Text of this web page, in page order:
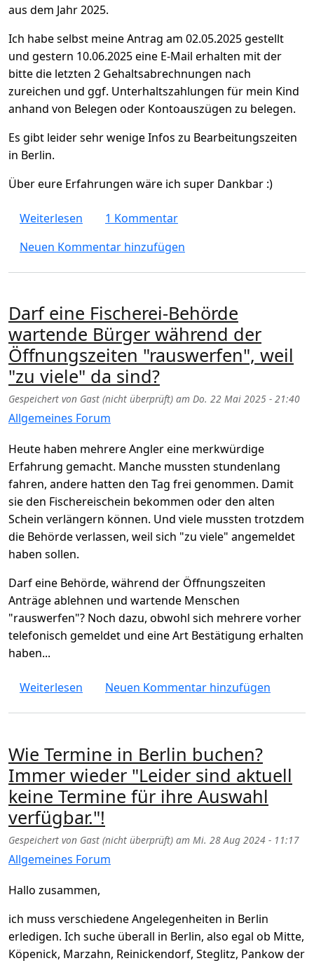
aus dem Jahr 2025.
Ich habe selbst meine Antrag am 02.05.2025 gestellt
und gestern 10.06.2025 eine E-Mail erhalten mit der
bitte die letzten 2 Gehaltsabrechnungen nach
zureichen und ggf. Unterhaltszahlungen für mein Kind
anhand von Belegen oder Kontoauszügen zu belegen.
Es gibt leider sehr wenige Infos zu Bearbeitungszeiten
in Berlin.
Über eure Erfahrungen wäre ich super Dankbar :)
Weiterlesen über Einbürgerung Berlin 2025
1 Kommentar
Neuen Kommentar hinzufügen
Darf eine Fischerei-Behörde
wartende Bürger während der
Öffnungszeiten "rauswerfen", weil
"zu viele" da sind?
Gespeichert von Gast (nicht überprüft) am Do. 22 Mai 2025 - 21:40
Allgemeines Forum
Heute haben mehrere Angler eine merkwürdige
Erfahrung gemacht. Manche mussten stundenlang
fahren, andere hatten den Tag frei genommen. Damit
sie den Fischereischein bekommen oder den alten
Schein verlängern können. Und viele mussten trotzdem
die Behörde verlassen, weil sich "zu viele" angemeldet
haben sollen.
Darf eine Behörde, während der Öffnungszeiten
Anträge ablehnen und wartende Menschen
"rauswerfen"? Noch dazu, obwohl sich mehrere vorher
telefonisch gemeldet und eine Art Bestätigung erhalten
haben...
Weiterlesen über Darf eine Fischerei-Behörde
Neuen Kommentar hinzufügen
Wie Termine in Berlin buchen?
Immer wieder "Leider sind aktuell
keine Termine für ihre Auswahl
verfügbar."!
Gespeichert von Gast (nicht überprüft) am Mi. 28 Aug 2024 - 11:17
Allgemeines Forum
Hallo zusammen,
ich muss verschiedene Angelegenheiten in Berlin
erledigen. Ich suche überall in Berlin, also egal ob Mitte,
Köpenick, Marzahn, Reinickendorf, Steglitz, Pankow der